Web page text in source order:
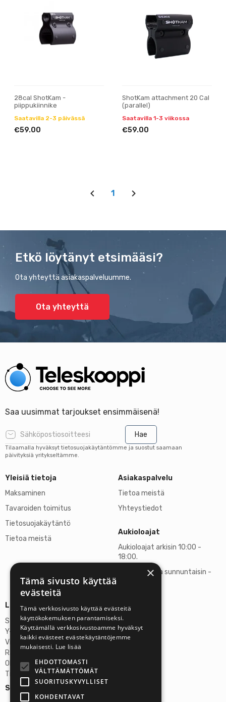
28cal ShotKam -
piippukiinnike
Saatavilla 2-3 päivässä
€59.00
ShotKam attachment 20 Cal
(parallel)
Saatavilla 1-3 viikossa
€59.00
1
Etkö löytänyt etsimääsi?
Ota yhteyttä asiakaspalveluumme.
Ota yhteyttä
Saa uusimmat tarjoukset ensimmäisenä!
Hae
Tilaamalla hyväksyt tietosuojakäytäntömme ja suostut saamaan
päivityksiä yritykseltämme.
Yleisiä tietoja
Maksaminen
Tavaroiden toimitus
Tietosuojakäytäntö
Tietoa meistä
Asiakaspalvelu
Tietoa meistä
Yhteystiedot
Aukioloajat
Aukioloajat arkisin 10:00 -
18:00.
Lauantaisin ja sunnuntaisin -
Seuraa meitä:
Lisätietoja
Stardust Finland Oy
Y-tunnus: 2972445-9
Virallinen osoite
Rantatie 37 C75, 33250 Tampere
OP Tampere
Tilinumero FI6357300820922629
×
Tämä sivusto käyttää
evästeitä
Tämä verkkosivusto käyttää evästeitä
käyttökokemuksen parantamiseksi.
Käyttämällä verkkosivustoamme hyväksyt
kaikki evästeet evästekäytäntöjemme
mukaisesti. Lue lisää
EHDOTTOMASTI
VÄLTTÄMÄTTÖMÄT
SUORITUSKYVYLLISET
KOHDENTAVAT